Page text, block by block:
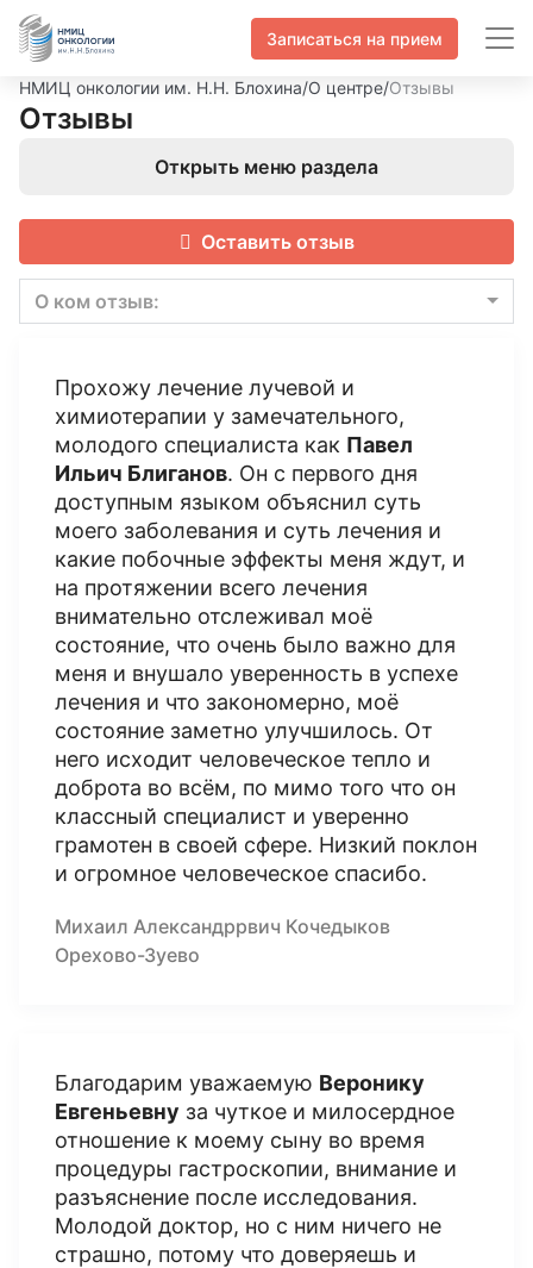
Записаться на прием
НМИЦ онкологии им. Н.Н. Блохина/О центре/Отзывы
Отзывы
Открыть меню раздела
Оставить отзыв
О ком отзыв:
Прохожу лечение лучевой и
химиотерапии у замечательного,
молодого специалиста как Павел
Ильич Блиганов. Он с первого дня
доступным языком объяснил суть
моего заболевания и суть лечения и
какие побочные эффекты меня ждут, и
на протяжении всего лечения
внимательно отслеживал моё
состояние, что очень было важно для
меня и внушало уверенность в успехе
лечения и что закономерно, моё
состояние заметно улучшилось. От
него исходит человеческое тепло и
доброта во всём, по мимо того что он
классный специалист и уверенно
грамотен в своей сфере. Низкий поклон
и огромное человеческое спасибо.
Михаил Александррвич Кочедыков
Орехово-Зуево
Благодарим уважаемую Веронику
Евгеньевну за чуткое и милосердное
отношение к моему сыну во время
процедуры гастроскопии, внимание и
разъяснение после исследования.
Молодой доктор, но с ним ничего не
страшно, потому что доверяешь и